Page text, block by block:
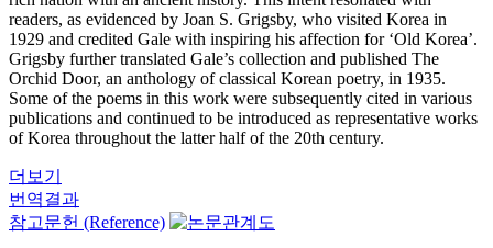
readers, as evidenced by Joan S. Grigsby, who visited Korea in
1929 and credited Gale with inspiring his affection for ‘Old Korea’.
Grigsby further translated Gale’s collection and published The
Orchid Door, an anthology of classical Korean poetry, in 1935.
Some of the poems in this work were subsequently cited in various
publications and continued to be introduced as representative works
of Korea throughout the latter half of the 20th century.
더보기
번역결과
참고문헌 (Reference)